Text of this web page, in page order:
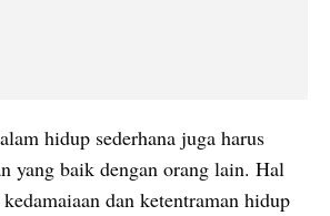
hidup sederhana juga harus
yang baik dengan orang lain. Hal
dan ketentraman hidup